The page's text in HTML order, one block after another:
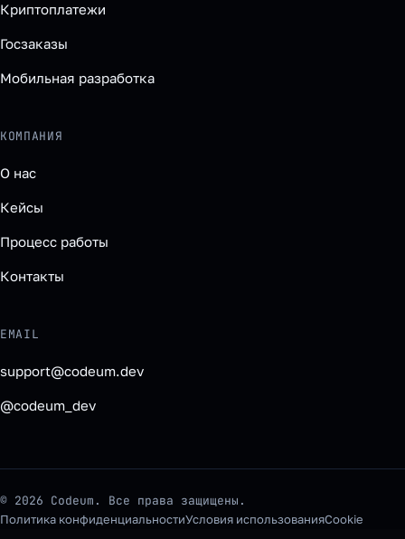
Криптоплатежи
Госзаказы
Мобильная разработка
КОМПАНИЯ
О нас
Кейсы
Процесс работы
Контакты
EMAIL
support@codeum.dev
@codeum_dev
© 2026 Codeum. Все права защищены.
Политика конфиденциальностиУсловия использованияCookie